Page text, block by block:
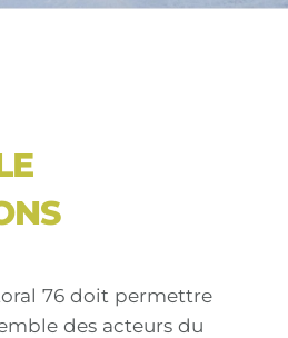
76 doit permettre
des acteurs du